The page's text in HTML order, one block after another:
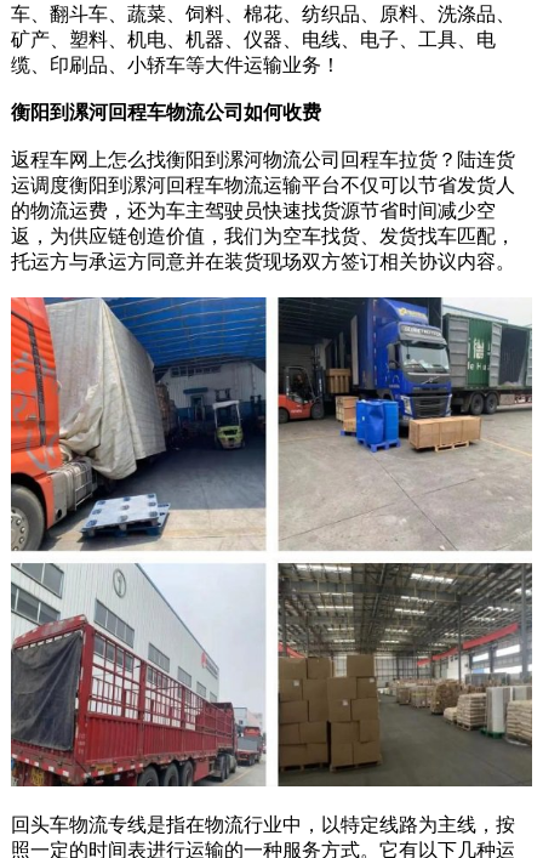
车、翻斗车、蔬菜、饲料、棉花、纺织品、原料、洗涤品、
矿产、塑料、机电、机器、仪器、电线、电子、工具、电
缆、印刷品、小轿车等大件运输业务！
衡阳到漯河回程车物流公司如何收费
返程车网上怎么找衡阳到漯河物流公司回程车拉货？陆连货
运调度衡阳到漯河回程车物流运输平台不仅可以节省发货人
的物流运费，还为车主驾驶员快速找货源节省时间减少空
返，为供应链创造价值，我们为空车找货、发货找车匹配，
托运方与承运方同意并在装货现场双方签订相关协议内容。
回头车物流专线是指在物流行业中，以特定线路为主线，按
照一定的时间表进行运输的一种服务方式。它有以下几种运